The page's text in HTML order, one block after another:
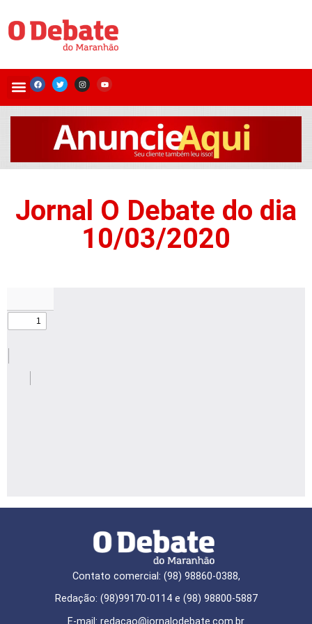
Jornal O Debate do dia
10/03/2020
Contato comercial: (98) 98860-0388,
Redação: (98)99170-0114 e (98) 98800-5887
E-mail: redaçao@jornalodebate.com.br